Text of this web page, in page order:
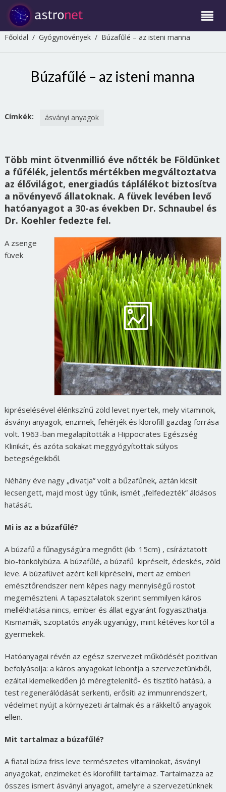
Főoldal / Gyógynövények/ Búzafűlé – az isteni manna
Búzafűlé – az isteni manna
Címkék: ásványi anyagok
Több mint ötvenmillió éve nőtték be Földünket
a fűfélék, jelentős mértékben megváltoztatva
az élővilágot, energiadús táplálékot biztosítva
a növényevő állatoknak. A füvek levében levő
hatóanyagot a 30-as években Dr. Schnaubel és
Dr. Koehler fedezte fel.
A zsenge
füvek
kipréselésével élénkszínű zöld levet nyertek, mely vitaminok,
ásványi anyagok, enzimek, fehérjék és klorofill gazdag forrása
volt. 1963-ban megalapították a Hippocrates Egészség
Klinikát, és azóta sokakat meggyógyítottak súlyos
betegségeikből.
Néhány éve nagy „divatja” volt a bűzafűnek, aztán kicsit
lecsengett, majd most úgy tűnik, ismét „felfedezték” áldásos
hatását.
Mi is az a búzafűlé?
A búzafű a fűnagyságúra megnőtt (kb. 15cm) , csíráztatott
bio-tönkölybúza. A búzafűlé, a búzafű kipréselt, édeskés, zöld
leve. A búzafüvet azért kell kipréselni, mert az emberi
emésztőrendszer nem képes nagy mennyiségű rostot
megemészteni. A tapasztalatok szerint semmilyen káros
mellékhatása nincs, ember és állat egyaránt fogyaszthatja.
Kismamák, szoptatós anyák ugyanúgy, mint kétéves kortól a
gyermekek.
Hatóanyagai révén az egész szervezet működését pozitívan
befolyásolja: a káros anyagokat lebontja a szervezetünkből,
ezáltal kiemelkedően jó méregtelenítő- és tisztító hatású, a
test regenerálódását serkenti, erősíti az immunrendszert,
védelmet nyújt a környezeti ártalmak és a rákkeltő anyagok
ellen.
Mit tartalmaz a búzafűlé?
A fiatal búza friss leve természetes vitaminokat, ásványi
anyagokat, enzimeket és klorofillt tartalmaz. Tartalmazza az
összes ismert ásványi anyagot, amelyre a szervezetünknek